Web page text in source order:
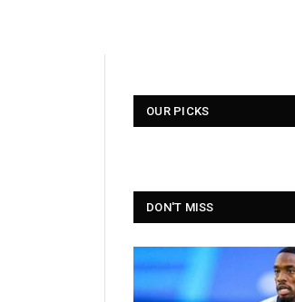
OUR PICKS
DON'T MISS